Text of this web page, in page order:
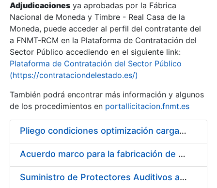
Show/Hide
Adjudicaciones ya aprobadas por la Fábrica
Nacional de Moneda y Timbre - Real Casa de la
Moneda, puede acceder al perfil del contratante del
a FNMT-RCM en la Plataforma de Contratación del
Sector Público accediendo en el siguiente link:
Plataforma de Contratación del Sector Público
(https://contrataciondelestado.es/)
También podrá encontrar más información y algunos
de los procedimientos en portallicitacion.fnmt.es
Pliego condiciones optimización cargas compras firmado
Acuerdo marco para la fabricación de piezas
Suministro de Protectores Auditivos a medida para las personas trabajadoras de los Centros de Trabajo de Madrid y Burgos